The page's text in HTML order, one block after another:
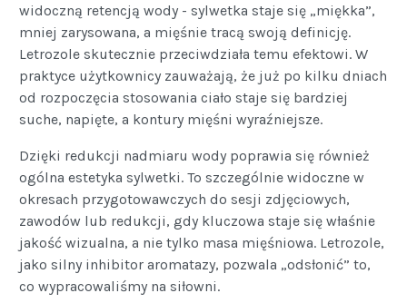
widoczną retencją wody - sylwetka staje się „miękka”,
mniej zarysowana, a mięśnie tracą swoją definicję.
Letrozole skutecznie przeciwdziała temu efektowi. W
praktyce użytkownicy zauważają, że już po kilku dniach
od rozpoczęcia stosowania ciało staje się bardziej
suche, napięte, a kontury mięśni wyraźniejsze.
Dzięki redukcji nadmiaru wody poprawia się również
ogólna estetyka sylwetki. To szczególnie widoczne w
okresach przygotowawczych do sesji zdjęciowych,
zawodów lub redukcji, gdy kluczowa staje się właśnie
jakość wizualna, a nie tylko masa mięśniowa. Letrozole,
jako silny inhibitor aromatazy, pozwala „odsłonić” to,
co wypracowaliśmy na siłowni.